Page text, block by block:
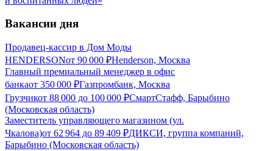
Вакансии дня
Продавец-кассир в Дом Моды
HENDERSONот 90 000 ₽Henderson, Москва
Главный премиальный менеджер в офис
банкаот 350 000 ₽Газпромбанк, Москва
Грузчикот 88 000 до 100 000 ₽СмартСтафф, Барыбино
(Московская область)
Заместитель управляющего магазином (ул.
Чкалова)от 62 964 до 89 409 ₽ДИКСИ, группа компаний,
Барыбино (Московская область)